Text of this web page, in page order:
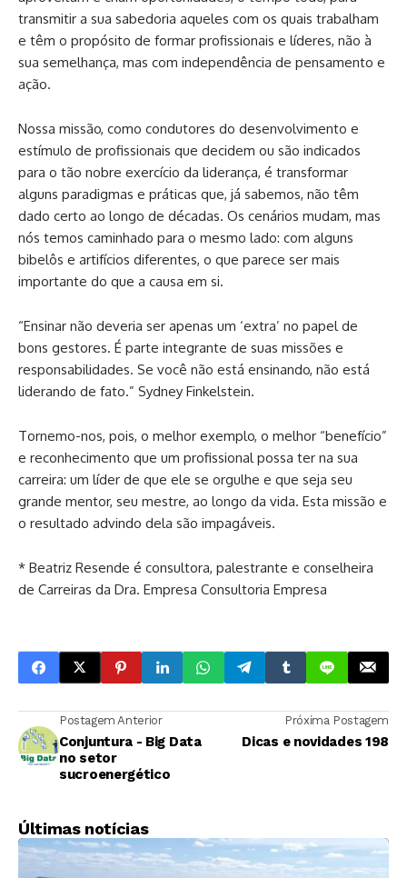
transmitir a sua sabedoria aqueles com os quais trabalham
e têm o propósito de formar profissionais e líderes, não à
sua semelhança, mas com independência de pensamento e
ação.
Nossa missão, como condutores do desenvolvimento e
estímulo de profissionais que decidem ou são indicados
para o tão nobre exercício da liderança, é transformar
alguns paradigmas e práticas que, já sabemos, não têm
dado certo ao longo de décadas. Os cenários mudam, mas
nós temos caminhado para o mesmo lado: com alguns
bibelôs e artifícios diferentes, o que parece ser mais
importante do que a causa em si.
“Ensinar não deveria ser apenas um ‘extra’ no papel de
bons gestores. É parte integrante de suas missões e
responsabilidades. Se você não está ensinando, não está
liderando de fato.” Sydney Finkelstein.
Tornemo-nos, pois, o melhor exemplo, o melhor “benefício”
e reconhecimento que um profissional possa ter na sua
carreira: um líder de que ele se orgulhe e que seja seu
grande mentor, seu mestre, ao longo da vida. Esta missão e
o resultado advindo dela são impagáveis.
* Beatriz Resende é consultora, palestrante e conselheira
de Carreiras da Dra. Empresa Consultoria Empresa
Postagem Anterior
Conjuntura - Big Data
no setor
sucroenergético
Próxima Postagem
Dicas e novidades 198
Últimas notícias